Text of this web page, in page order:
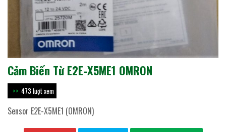
Cảm Biến Từ E2E-X5ME1 OMRON
473 lượt xem
Sensor E2E-X5ME1 (OMRON)